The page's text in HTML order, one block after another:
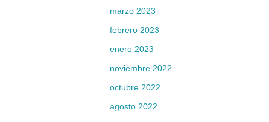
marzo 2023
febrero 2023
enero 2023
noviembre 2022
octubre 2022
agosto 2022